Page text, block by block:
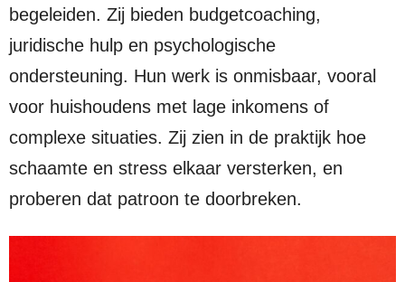
begeleiden. Zij bieden budgetcoaching,
juridische hulp en psychologische
ondersteuning. Hun werk is onmisbaar, vooral
voor huishoudens met lage inkomens of
complexe situaties. Zij zien in de praktijk hoe
schaamte en stress elkaar versterken, en
proberen dat patroon te doorbreken.